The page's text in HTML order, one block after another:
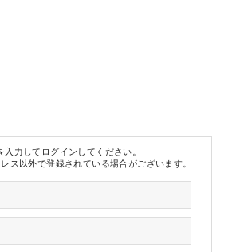
力してログインしてください。
ス以外で登録されている場合がございます。